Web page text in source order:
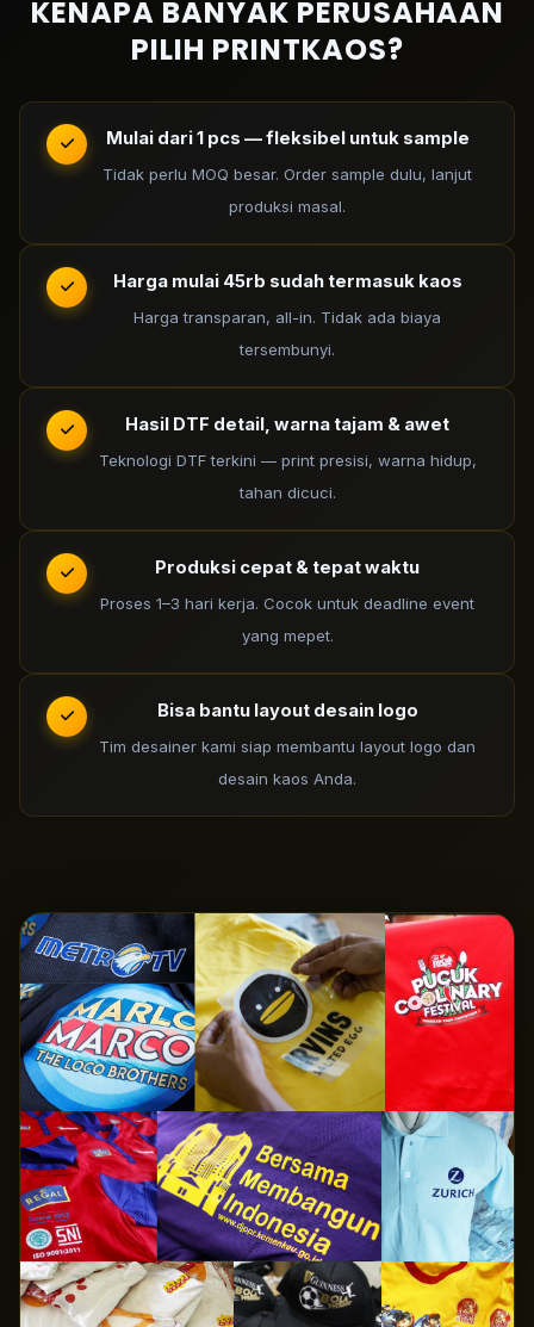
KENAPA BANYAK PERUSAHAAN
PILIH PRINTKAOS?
Mulai dari 1 pcs — fleksibel untuk sample
Tidak perlu MOQ besar. Order sample dulu, lanjut
produksi masal.
Harga mulai 45rb sudah termasuk kaos
Harga transparan, all-in. Tidak ada biaya
tersembunyi.
Hasil DTF detail, warna tajam & awet
Teknologi DTF terkini — print presisi, warna hidup,
tahan dicuci.
Produksi cepat & tepat waktu
Proses 1–3 hari kerja. Cocok untuk deadline event
yang mepet.
Bisa bantu layout desain logo
Tim desainer kami siap membantu layout logo dan
desain kaos Anda.